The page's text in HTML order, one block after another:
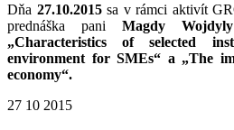
Dňa 27.10.2015sa v rámci aktivít
prednáška pani Magdy
„Characteristics of selected
environment for SMEs“ a „The
economy“.
27 10 2015